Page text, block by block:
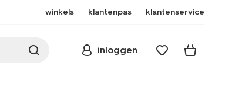
winkels klantenpas klantenservice
inloggen